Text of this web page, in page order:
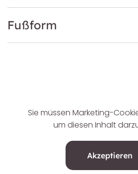
Fußform
Sie müssen Marketing-
um diesen Inhalt
Akzeptieren